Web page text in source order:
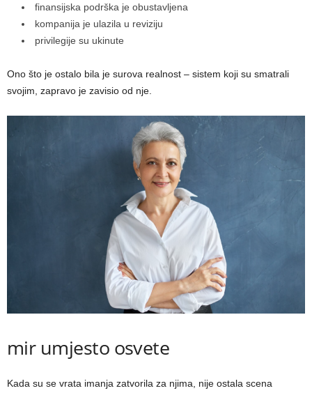
finansijska podrška je obustavljena
kompanija je ulazila u reviziju
privilegije su ukinute
Ono što je ostalo bila je surova realnost – sistem koji su smatrali
svojim, zapravo je zavisio od nje.
mir umjesto osvete
Kada su se vrata imanja zatvorila za njima, nije ostala scena